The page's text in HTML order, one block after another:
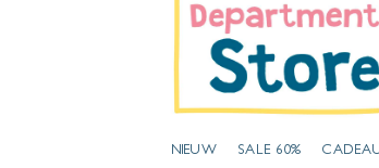
NIEUW SALE 60%